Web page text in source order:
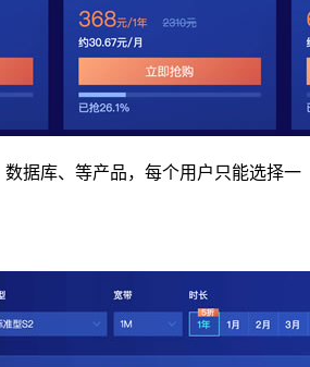
据库、等产品，每个用户只能选择一